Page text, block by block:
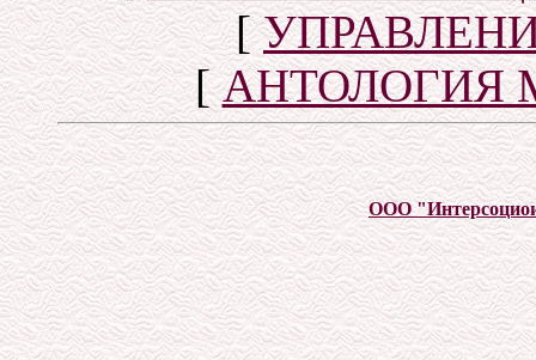
[
[АНТОЛОГИЯ
ООО